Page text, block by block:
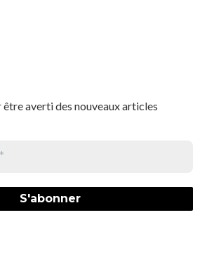
averti des nouveaux articles